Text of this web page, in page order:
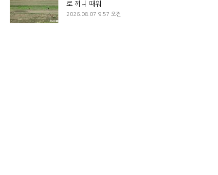
로 끼니 때워
2026.08.07 9:57 오전